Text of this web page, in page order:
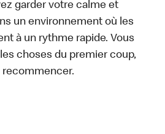
garder votre calme et
un environnement où les
à un rythme rapide. Vous
choses du premier coup,
recommencer.